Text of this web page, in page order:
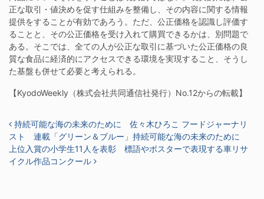
正な取引・値決めを促す仕組みを整備し、その内容に関する情報
提供をすることが有効であろう。ただ、公正価格を認識し評価す
ることと、その公正価格を受け入れて購買できるかは、別問題で
ある。そこでは、全ての人が公正な取引に基づいた公正価格の良
質な食品に経済的にアクセスできる環境を実現すること、そうし
た基盤も併せて必要と考えられる。
【KyodoWeekly（株式会社共同通信社発行）No.12からの転載】
投稿ナビゲーション
持続可能な海の未来のために 佐々木ひろこ フードジャーナリ
スト 連載「グリーン＆ブルー」持続可能な海の未来のために
上位入賞の小学生11人を表彰 標語やポスターで表現する車リサ
イクル作品コンクール